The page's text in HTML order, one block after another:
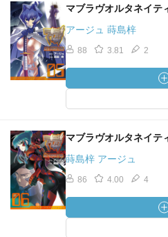
マブラヴオルタネイテ
アージュ 蒔島梓
88 3.81 2
マブラヴオルタネイテ
蒔島梓 アージュ
86 4.00 4